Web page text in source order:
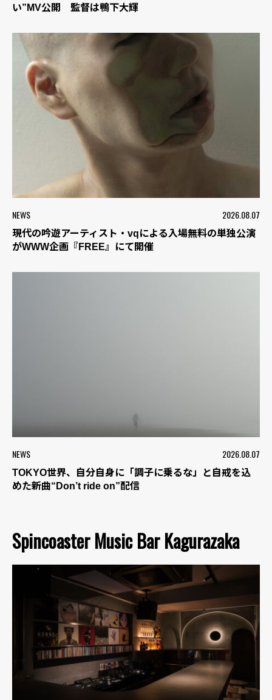
い”MV公開 監督は鴨下大輝
NEWS 2026.08.07
現代の吟遊アーティスト・vqによる入場無料の単独公演
がWWW企画『FREE』にて開催
NEWS 2026.08.07
TOKYO世界、自分自身に「調子に乗るな」と自戒を込
めた新曲“Don’t ride on”配信
Spincoaster Music Bar Kagurazaka